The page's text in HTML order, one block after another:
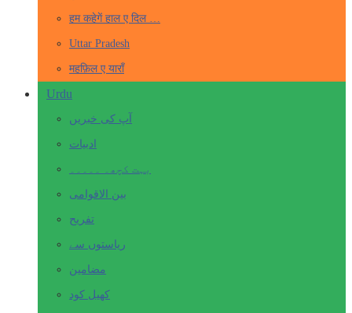
हम कहेगें हाल ए दिल …
Uttar Pradesh
महफ़िल ए याराँ
Urdu
آپ کی خبریں
ادبیات
بہت کچھ۔ ۔۔۔۔۔
بین الاقوامی
تفریح
ریاستوں سے
مضامین
کھیل کود